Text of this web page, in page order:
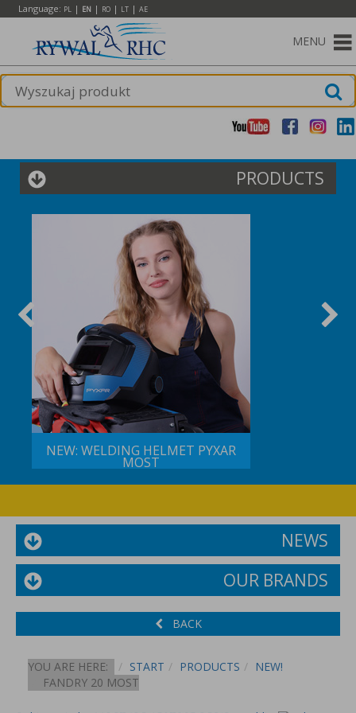
Language: PL | EN | RO | LT | AE
MENU
PRODUCTS
NEW: WELDING HELMET PYXAR
MOST
NEWS
OUR BRANDS
BACK
YOU ARE HERE: START PRODUCTS
NEW!
FANDRY 20 MOST